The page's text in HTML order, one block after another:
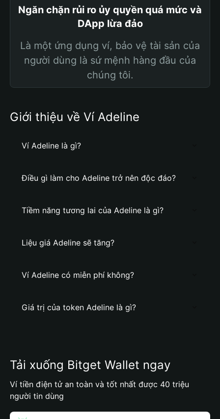
Ngăn chặn rủi ro ủy quyền quá mức và
DApp lừa đảo
Là một ứng dụng ví, bảo vệ tài sản của
người dùng là sứ mệnh hàng đầu của
chúng tôi.
Giới thiệu về Ví Adeline
Ví Adeline là gì?
Điều gì làm cho Adeline trở nên độc đáo?
Tiềm năng tương lai của Adeline là gì?
Liệu giá Adeline sẽ tăng?
Ví Adeline có miễn phí không?
Giá trị của token Adeline là gì?
Tải xuống Bitget Wallet ngay
Ví tiền điện tử an toàn và tốt nhất được 40 triệu
người tin dùng